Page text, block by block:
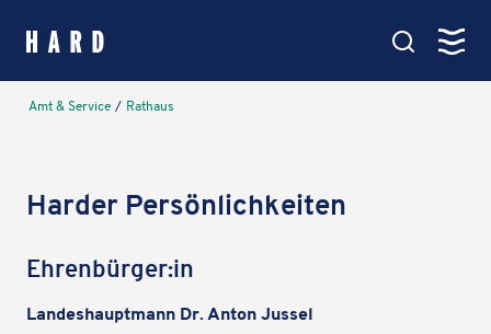
Verwaltung, Politik & Rathaus
Leben in Hard
Bildung, Soziales & Familie
Amt & Service / Rathaus
Harder Persön­lich­kei­ten
Ehrenbürger:in
Landes­haupt­mann Dr. Anton Jussel
Kartenansicht